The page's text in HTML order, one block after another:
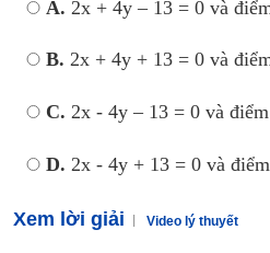
A. 2x + 4y – 13 = 0 và
B. 2x + 4y + 13 = 0 và
C. 2x - 4y – 13 = 0 và
D. 2x - 4y + 13 = 0 và
Xem lời giải Video lý thuyết